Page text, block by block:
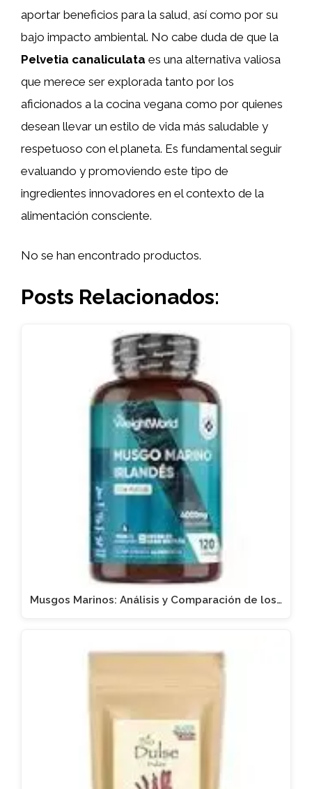
aportar beneficios para la salud, así como por su
bajo impacto ambiental. No cabe duda de que la
Pelvetia canaliculata es una alternativa valiosa
que merece ser explorada tanto por los
aficionados a la cocina vegana como por quienes
desean llevar un estilo de vida más saludable y
respetuoso con el planeta. Es fundamental seguir
evaluando y promoviendo este tipo de
ingredientes innovadores en el contexto de la
alimentación consciente.
No se han encontrado productos.
Posts Relacionados:
Musgos Marinos: Análisis y Comparación de los…